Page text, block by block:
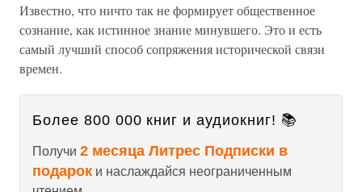
Известно, что ничто так не формирует общественное
сознание, как истинное знание минувшего. Это и есть
самый лучший способ сопряжения исторической связи
времен.
Более 800 000 книг и аудиокниг! 📚
Получи 2 месяца Литрес Подписки в
подарок и наслаждайся неограниченным